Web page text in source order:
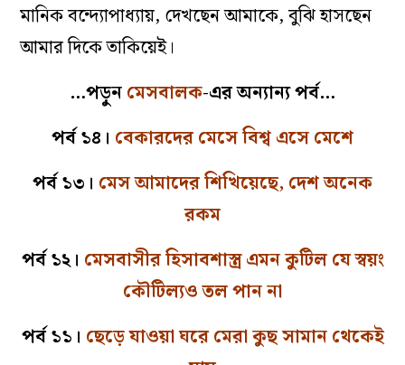
মানিক বন্দ্যোপাধ্যায়, দেখছেন আমাকে, বুঝি হাসছেন
আমার দিকে তাকিয়েই।
…পড়ুনমেসবালক-এর অন্যান্য পর্ব…
পর্ব ১৪। বেকারদের মেসে বিশ্ব এসে মেশে
পর্ব ১৩। মেস আমাদের শিখিয়েছে, দেশ অনেক
রকম
পর্ব ১২। মেসবাসীর হিসাবশাস্ত্র এমন কুটিল যে স্বয়ং
কৌটিল্যও তল পান না
পর্ব ১১। ছেড়ে যাওয়া ঘরে মেরা কুছ সামান থেকেই